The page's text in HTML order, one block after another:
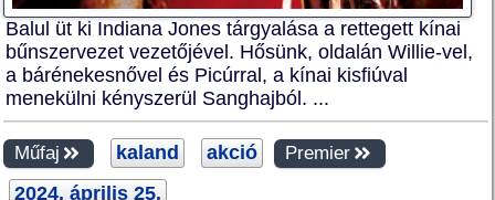
Balul üt ki Indiana Jones tárgyalása a rettegett kínai
bűnszervezet vezetőjével. Hősünk, oldalán Willie-vel,
a bárénekesnővel és Picúrral, a kínai kisfiúval
menekülni kényszerül Sanghajból. ...
Műfaj kaland akció Premier
2024. április 25.